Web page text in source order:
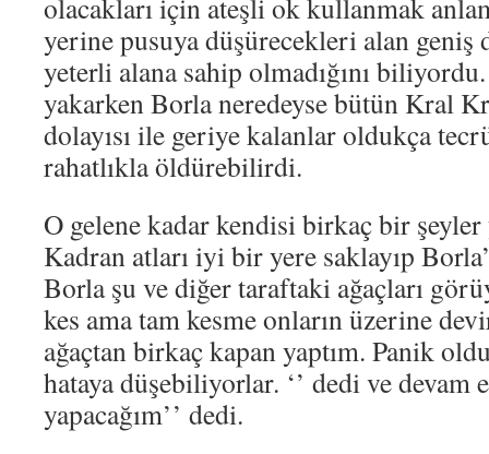
olacakları için ateşli ok kullanmak
yerine pusuya düşürecekleri alan
yeterli alana sahip olmadığını
yakarken Borla neredeyse bütün Kral
dolayısı ile geriye kalanlar oldukça
rahatlıkla öldürebilirdi.
O gelene kadar kendisi birkaç bir şeyler
Kadran atları iyi bir yere saklayıp
Borla şu ve diğer taraftaki ağaçları
kes ama tam kesme onların üzerine
ağaçtan birkaç kapan yaptım. Panik
hataya düşebiliyorlar. ‘’ dedi ve devam
yapacağım’’ dedi.